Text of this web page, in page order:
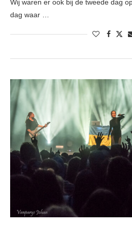
Wij waren er ook bij de tweede dag
dag waar …